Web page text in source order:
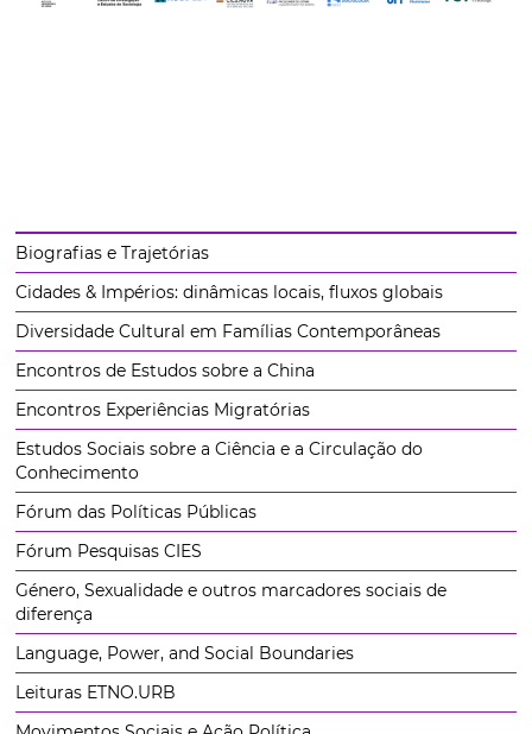
Biografias e Trajetórias
Cidades & Impérios: dinâmicas locais, fluxos globais
Diversidade Cultural em Famílias Contemporâneas
Encontros de Estudos sobre a China
Encontros Experiências Migratórias
Estudos Sociais sobre a Ciência e a Circulação do
Conhecimento
Fórum das Políticas Públicas
Fórum Pesquisas CIES
Género, Sexualidade e outros marcadores sociais de
diferença
Language, Power, and Social Boundaries
Leituras ETNO.URB